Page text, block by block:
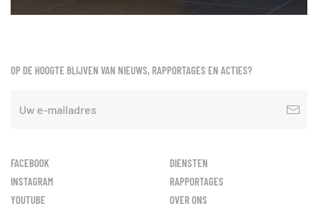
OP DE HOOGTE BLIJVEN VAN NIEUWS, RAPPORTAGES EN ACTIES?
FACEBOOK
INSTAGRAM
YOUTUBE
DIENSTEN
RAPPORTAGES
OVER ONS